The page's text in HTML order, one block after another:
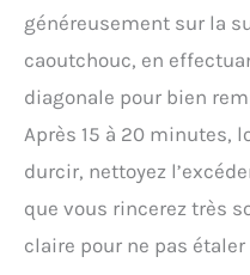
généreusement sur la
caoutchouc, en
diagonale pour bien
Après 15 à 20 minutes,
durcir, nettoyez
que vous rincerez très
claire pour ne pas